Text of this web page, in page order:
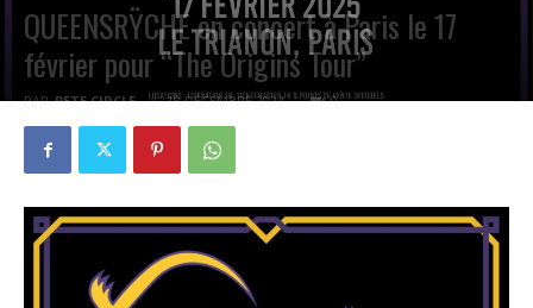
QUEENSRŸCHE en concert à Paris le 17
février pour “The Origins Tour”
PAR PETE CIRCLE 18 DÉCEMBRE 2024 0